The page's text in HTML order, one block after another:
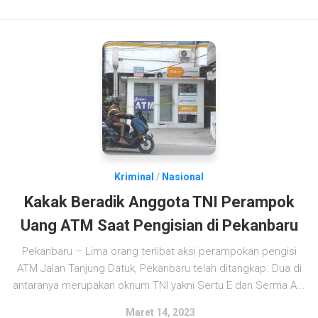
Kriminal / Nasional
Kakak Beradik Anggota TNI Perampok
Uang ATM Saat Pengisian di Pekanbaru
Pekanbaru – Lima orang terlibat aksi perampokan pengisi
ATM Jalan Tanjung Datuk, Pekanbaru telah ditangkap. Dua di
antaranya merupakan oknum TNI yakni Sertu E dan Serma A...
Maret 14, 2023